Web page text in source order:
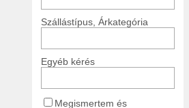
Szállástípus, Árkategória
Egyéb kérés
Megismertem és